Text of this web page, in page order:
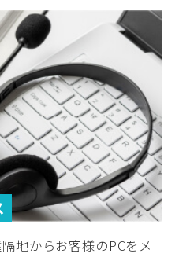
地からお客様のPCをメ